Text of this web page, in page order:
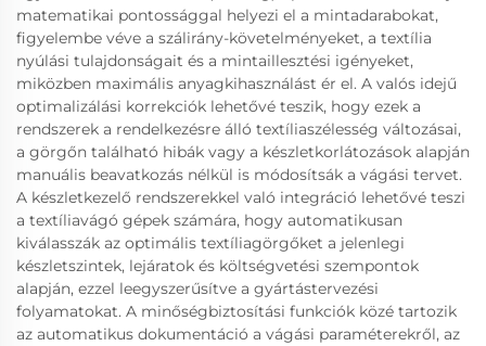
matematikai pontossággal helyezi el a mintadarabokat,
figyelembe véve a szálirány-követelményeket, a textília
nyúlási tulajdonságait és a mintaillesztési igényeket,
miközben maximális anyagkihasználást ér el. A valós idejű
optimalizálási korrekciók lehetővé teszik, hogy ezek a
rendszerek a rendelkezésre álló textíliaszélesség változásai,
a görgőn található hibák vagy a készletkorlátozások alapján
manuális beavatkozás nélkül is módosítsák a vágási tervet.
A készletkezelő rendszerekkel való integráció lehetővé teszi
a textíliavágó gépek számára, hogy automatikusan
kiválasszák az optimális textíliagörgőket a jelenlegi
készletszintek, lejáratok és költségvetési szempontok
alapján, ezzel leegyszerűsítve a gyártástervezési
folyamatokat. A minőségbiztosítási funkciók közé tartozik
az automatikus dokumentáció a vágási paraméterekről, az